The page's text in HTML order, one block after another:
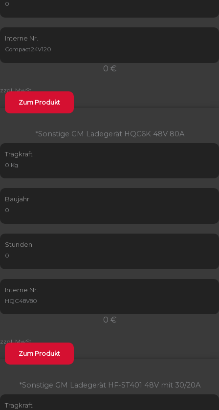
0
Interne Nr.
Compact24V120
0 €
zzgl. MwSt.
Zum Produkt
*Sonstige GM Ladegerät HQC6K 48V 80A
Tragkraft
0 Kg
Baujahr
0
Stunden
0
Interne Nr.
HQC48V80
0 €
zzgl. MwSt.
Zum Produkt
*Sonstige GM Ladegerät HF-ST401 48V mit 30/20A
Tragkraft